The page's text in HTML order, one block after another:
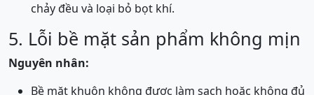
chảy đều và loại bỏ bọt khí.
5. Lỗi bề mặt sản phẩm không mịn
Nguyên nhân:
Bề mặt khuôn không được làm sạch hoặc không đủ